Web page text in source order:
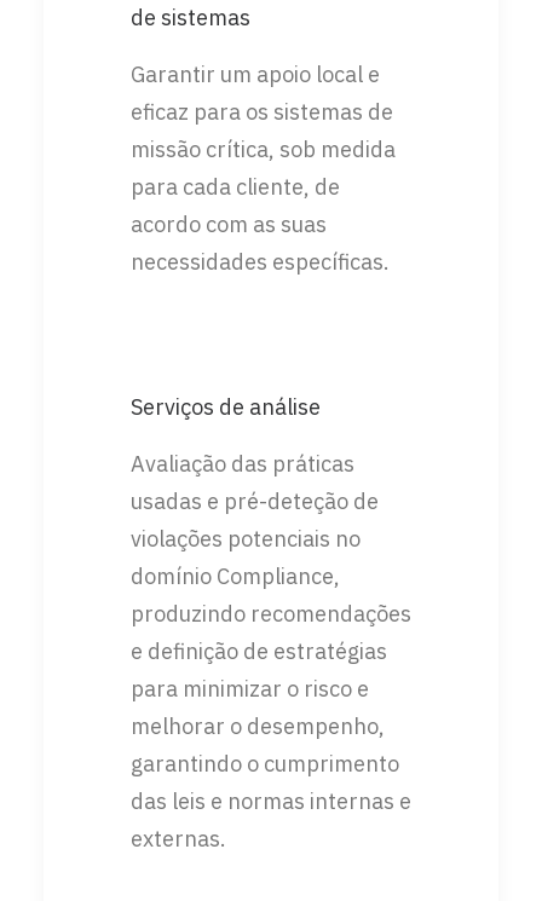
de sistemas
Garantir um apoio local e
eficaz para os sistemas de
missão crítica, sob medida
para cada cliente, de
acordo com as suas
necessidades específicas.
Serviços de análise
Avaliação das práticas
usadas e pré-deteção de
violações potenciais no
domínio Compliance,
produzindo recomendações
e definição de estratégias
para minimizar o risco e
melhorar o desempenho,
garantindo o cumprimento
das leis e normas internas e
externas.